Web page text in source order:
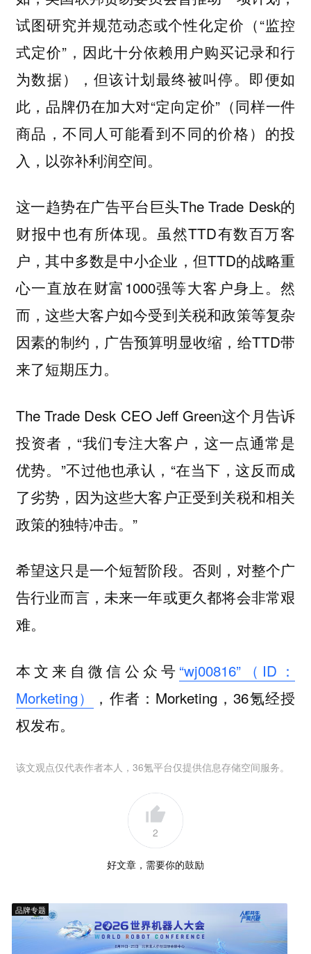
试图研究并规范动态或个性化定价（“监控
式定价”，因此十分依赖用户购买记录和行
为数据），但该计划最终被叫停。即便如
此，品牌仍在加大对“定向定价”（同样一件
商品，不同人可能看到不同的价格）的投
入，以弥补利润空间。
这一趋势在广告平台巨头The Trade Desk的
财报中也有所体现。虽然TTD有数百万客
户，其中多数是中小企业，但TTD的战略重
心一直放在财富1000强等大客户身上。然
而，这些大客户如今受到关税和政策等复杂
因素的制约，广告预算明显收缩，给TTD带
来了短期压力。
The Trade Desk CEO Jeff Green这个月告诉
投资者，“我们专注大客户，这一点通常是
优势。”不过他也承认，“在当下，这反而成
了劣势，因为这些大客户正受到关税和相关
政策的独特冲击。”
希望这只是一个短暂阶段。否则，对整个广
告行业而言，未来一年或更久都将会非常艰
难。
本文来自微信公众号 “wj00816”（ID：
Morketing）
，作者：Morketing，36氪经授
权发布。
该文观点仅代表作者本人，36氪平台仅提供信息存储空间服务。
2
好文章，需要你的鼓励
品牌专题